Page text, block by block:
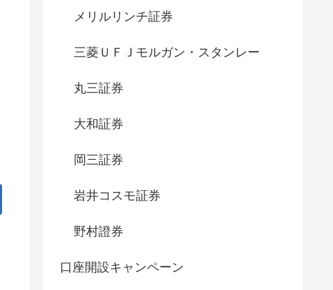
メリルリンチ証券
三菱ＵＦＪモルガン・スタンレー
丸三証券
大和証券
岡三証券
岩井コスモ証券
野村證券
口座開設キャンペーン